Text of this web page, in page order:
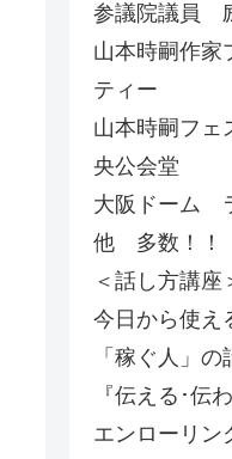
参議院議員
山本時嗣作家
ティー
山本時嗣フ
央公会堂
大阪ドーム
他 多数！！
＜話し方講座
今日から使え
「稼ぐ人」
『伝える･伝
エンローリン